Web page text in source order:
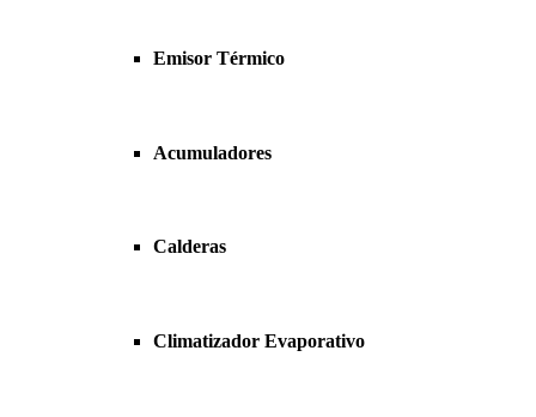
Emisor Térmico
Acumuladores
Calderas
Climatizador Evaporativo